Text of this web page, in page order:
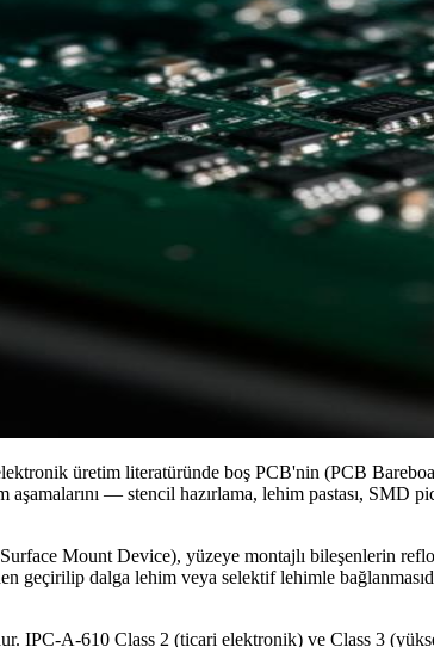
üretim literatüründe boş PCB'nin (PCB
aşamalarını — stencil hazırlama, lehim pastası,
Mount Device), yüzeye montajlı bileşenlerin
geçirilip dalga lehim veya selektif lehimle
IPC-A-610 Class 2 (ticari elektronik) ve Class 3